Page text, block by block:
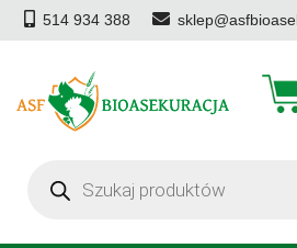
514 934 388
produktów